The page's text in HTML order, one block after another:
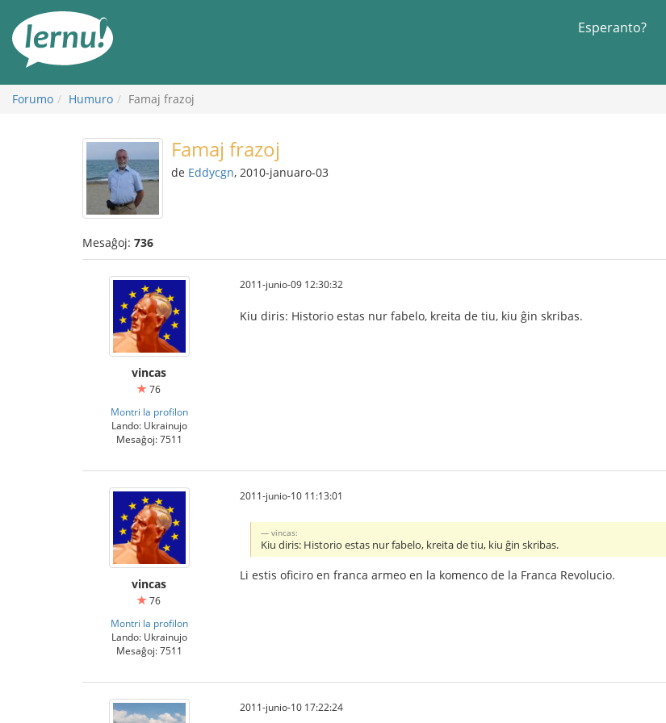
enhavo
Esperanto?
Forumo Humuro Famaj frazoj
Famaj frazoj
de Eddycgn, 2010-januaro-03
Mesaĝoj: 736
vincas
76
Montri la profilon
Lando: Ukrainujo
Mesaĝoj: 7511
2011-junio-09 12:30:32
Kiu diris: Historio estas nur fabelo, kreita de tiu, kiu ĝin skribas.
vincas
76
Montri la profilon
Lando: Ukrainujo
Mesaĝoj: 7511
2011-junio-10 11:13:01
vincas:
Kiu diris: Historio estas nur fabelo, kreita de tiu, kiu ĝin skribas.
Li estis oficiro en franca armeo en la komenco de la Franca Revolucio.
2011-junio-10 17:22:24